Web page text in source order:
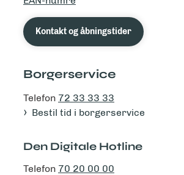
Kontakt og åbningstider
Borgerservice
Telefon 72 33 33 33
Bestil tid i borgerservice
Den Digitale Hotline
Telefon 70 20 00 00